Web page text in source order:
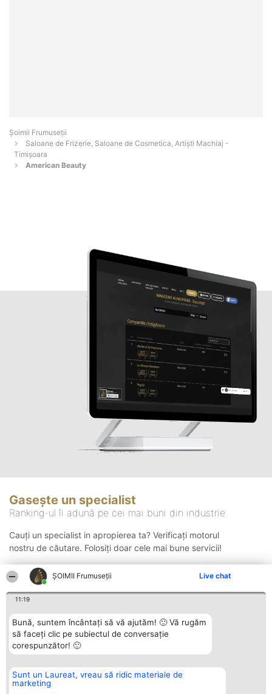
ȘOIMII Frumuseții Live chat
11:19
Bună, suntem încântați să vă ajutăm! 🙂 Vă rugăm
să faceți clic pe subiectul de conversație
corespunzător! 🙂
Sunt un Laureat, vreau să ridic materiale de
marketing
Șoimii Frumuseții
Saloane de Frizerie, Saloane de Cosmetica, Artiști Machiaj -
Timişoara
American Beauty
Gasește un specialist
Ranking-ul îi adună pe cei mai buni din industrie
Cauți un specialist in apropierea ta? Verificați motorul
nostru de căutare. Folosiți doar cele mai bune servicii!
Organizator Ranking
BRIGHT SOLUTIONS BR SRL
Plebiscyt Contact